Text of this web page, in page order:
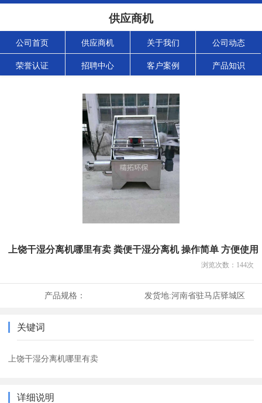
供应商机
公司首页 供应商机 关于我们 公司动态
荣誉认证 招聘中心 客户案例 产品知识
上饶干湿分离机哪里有卖 粪便干湿分离机 操作简单 方便使用
浏览次数： 144次
产品规格： 发货地:河南省驻马店驿城区
关键词
上饶干湿分离机哪里有卖
详细说明